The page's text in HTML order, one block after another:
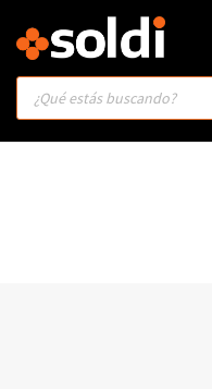
Products
search